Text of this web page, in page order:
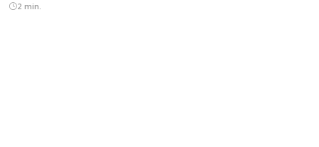
2 min.